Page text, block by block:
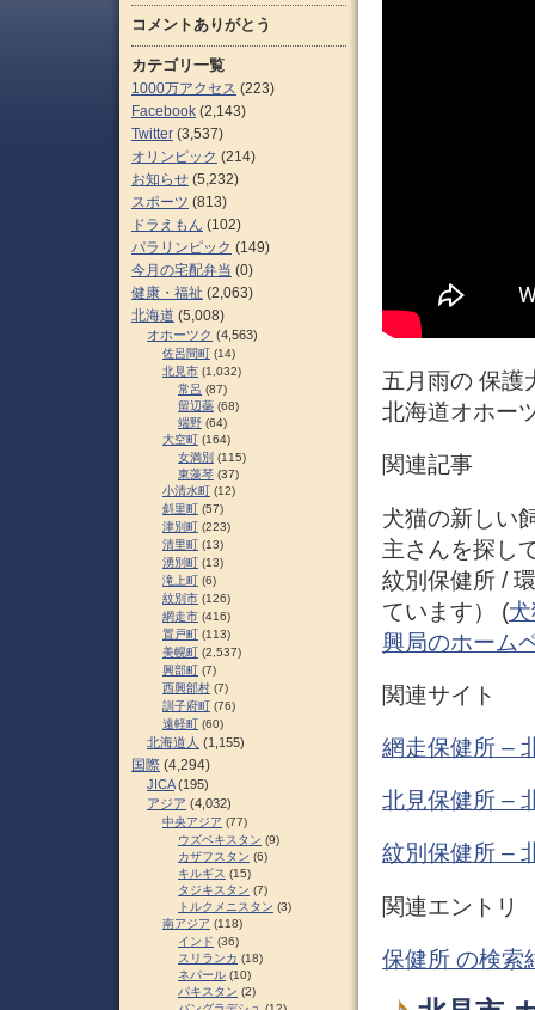
五月雨の 保護
北海道オホー
関連記事
犬猫の新しい
主さんを探し
紋別保健所 /
ています） (
興局のホーム
関連サイト
網走保健所 –
北見保健所 –
紋別保健所 –
関連エントリ
保健所 の検索
コメントありがとう
カテゴリ一覧
1000万アクセス (223)
Facebook (2,143)
Twitter (3,537)
オリンピック (214)
お知らせ (5,232)
スポーツ (813)
ドラえもん (102)
パラリンピック (149)
今月の宅配弁当 (0)
健康・福祉 (2,063)
北海道 (5,008)
オホーツク (4,563)
佐呂間町 (14)
北見市 (1,032)
常呂 (87)
留辺蘂 (68)
端野 (64)
大空町 (164)
女満別 (115)
東藻琴 (37)
小清水町 (12)
斜里町 (57)
津別町 (223)
清里町 (13)
湧別町 (13)
滝上町 (6)
紋別市 (126)
網走市 (416)
置戸町 (113)
美幌町 (2,537)
興部町 (7)
西興部村 (7)
訓子府町 (76)
遠軽町 (60)
北海道人 (1,155)
国際 (4,294)
JICA(195)
アジア (4,032)
中央アジア (77)
ウズベキスタン (9)
カザフスタン (6)
キルギス (15)
タジキスタン (7)
トルクメニスタン (3)
南アジア (118)
インド (36)
スリランカ (18)
ネパール (10)
パキスタン (2)